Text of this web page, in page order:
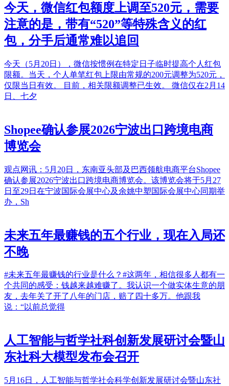
今天，微信红包额度上调至520元，需要
注意的是，带有“520”等特殊含义的红
包，分手后通常难以追回
今天（5月20日），微信按惯例在特定日子临时提高个人红包
限额。当天，个人单笔红包上限由常规的200元调整为520元，
仅限当日有效。 目前，相关限额调整已生效。 微信仅在2月14
日、七夕
Shopee确认参展2026宁波出口跨境电商
博览会
观点网讯：5月20日，东南亚头部及巴西领航电商平台Shopee
确认参展2026宁波出口跨境电商博览会。该博览会将于5月27
日至29日在宁波国际会展中心及余姚中塑国际会展中心同期举
办，Sh
未来五年最赚钱的五个行业，现在入局还
不晚
#未来五年最赚钱的行业是什么？#这两年，相信很多人都有一
个共同的感受：钱越来越难赚了。我认识一个做实体生意的朋
友，去年关了开了八年的门店，赔了四十多万。他跟我
说：“以前总觉得
人工智能与哲学社科创新发展研讨会暨山
东社科大模型发布会召开
5月16日，人工智能与哲学社会科学创新发展研讨会暨山东社